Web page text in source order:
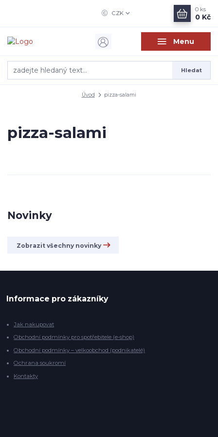
Menu
CZK
Hledat
0 ks
0 Kč
Úvod pizza-salami
Novinky
Zobrazit všechny novinky
pizza-salami
Informace pro zákazníky
Jak nakupovat
Obchodní podmínky pro spotřebitele (e-shop)
Obchodní podmínky – velkoobchod (podnikatelé)
Ochrana soukromí
Kontakty